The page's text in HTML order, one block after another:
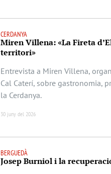
CERDANYA
Miren Villena: «La Fireta
territori»
Entrevista a Miren Villena,
Cal Caterí, sobre gastronomia,
la Cerdanya.
30 juny del 2026
BERGUEDÀ
Josep Burniol i la